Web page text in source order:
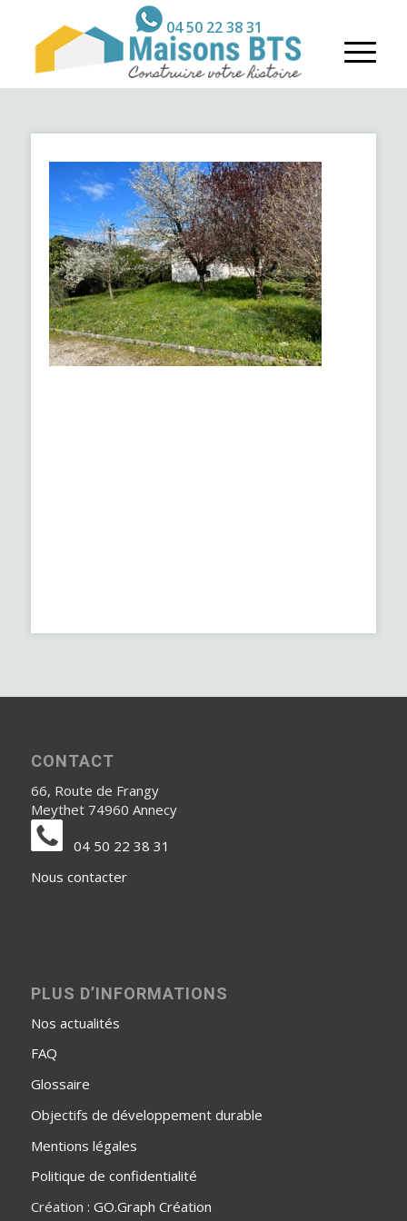
04 50 22 38 31
CONTACT
66, Route de Frangy
Meythet 74960 Annecy
04 50 22 38 31
Nous contacter
PLUS D’INFORMATIONS
Nos actualités
FAQ
Glossaire
Objectifs de développement durable
Mentions légales
Politique de confidentialité
Création : GO.Graph Création